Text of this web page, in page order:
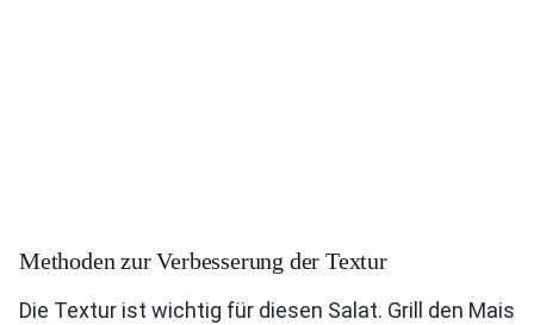
Methoden zur Verbesserung der Textur
Die Textur ist wichtig für diesen Salat. Grill den Mais